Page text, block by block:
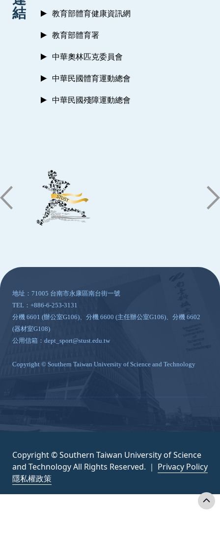
結
教育部體育健康資訊網
教育部體育署
中華奧林匹克委員會
中華民國體育運動總會
中華民國殘障運動總會
地址：71005 台南市永康區南台街一號
TEL：+886-6-253-3131
分機 6601 (辦公室G106)、分機 6600 (主任辦公室G106)、分機 6602
(器材室G108)
公用信箱：dept_sport@stust.edu.tw
Copyright © Southern Taiwan University of Science and Technology
Copyright © Southern Taiwan University of Science
and Technology All Rights Reserved. ｜ Privacy Policy
隱私權政策